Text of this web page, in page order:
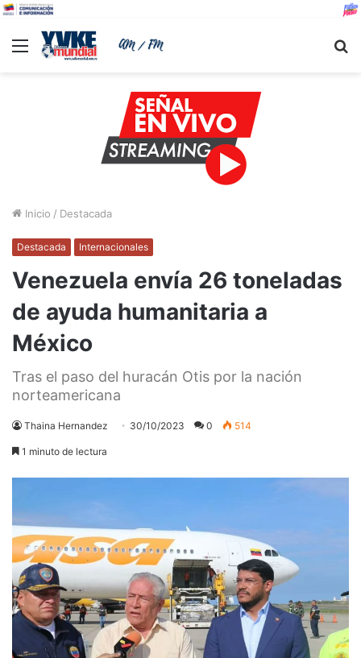
Menu
Inicio / Destacada
Destacada Internacionales
Venezuela envía 26 toneladas
de ayuda humanitaria a
México
Tras el paso del huracán Otis por la nación
norteamericana
Thaina Hernandez 30/10/2023 0 514
1 minuto de lectura